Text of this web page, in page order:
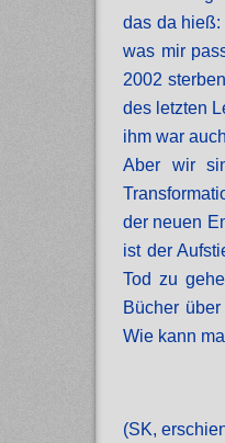
das da hieß:
was mir
2002
des letzten
ihm war
Aber wir
der neuen
ist der
Tod zu
Bücher
Wie kann
(SK,